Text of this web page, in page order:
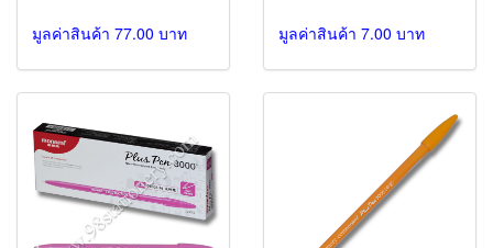
มูลค่าสินค้า 77.00 บาท มูลค่าสินค้า 7.00 บาท